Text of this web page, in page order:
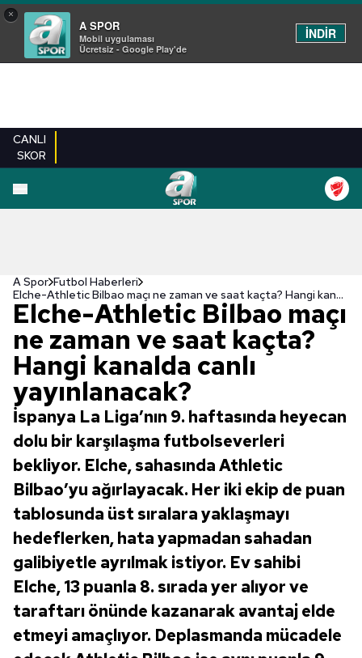
×
A SPOR
Mobil uygulaması
Ücretsiz - Google Play'de
İNDİR
CANLI
SKOR
A Spor Futbol Haberleri
Elche-Athletic Bilbao maçı ne zaman ve saat kaçta? Hangi kanalda canlı yayınlanacak?
Elche-Athletic Bilbao maçı
ne zaman ve saat kaçta?
Hangi kanalda canlı
yayınlanacak?
İspanya La Liga’nın 9. haftasında heyecan
dolu bir karşılaşma futbolseverleri
bekliyor. Elche, sahasında Athletic
Bilbao’yu ağırlayacak. Her iki ekip de puan
tablosunda üst sıralara yaklaşmayı
hedeflerken, hata yapmadan sahadan
galibiyetle ayrılmak istiyor. Ev sahibi
Elche, 13 puanla 8. sırada yer alıyor ve
taraftarı önünde kazanarak avantaj elde
etmeyi amaçlıyor. Deplasmanda mücadele